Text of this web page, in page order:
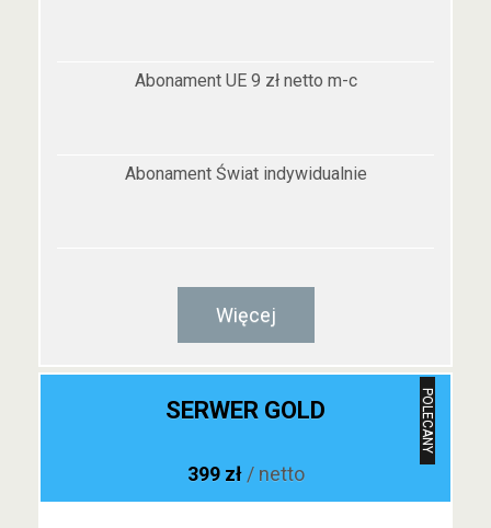
Abonament UE 9 zł netto m-c
Abonament Świat indywidualnie
Więcej
POLECANY
SERWER GOLD
399 zł / netto